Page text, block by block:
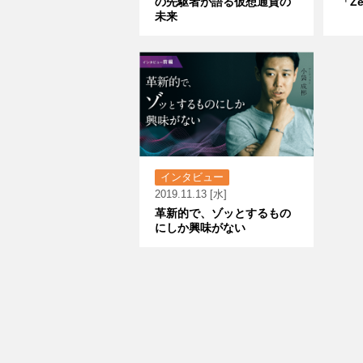
未来
インタビュー
2019.11.13 [水]
革新的で、ゾッとするもの
にしか興味がない